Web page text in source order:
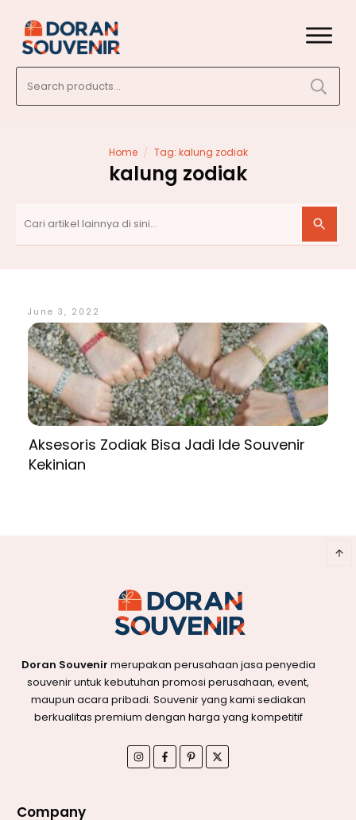
for:
Home / Tag: kalung zodiak
kalung zodiak
June 3, 2022
Aksesoris Zodiak Bisa Jadi Ide Souvenir
Kekinian
Doran Souvenir merupakan perusahaan jasa penyedia
souvenir untuk kebutuhan promosi perusahaan, event,
maupun acara pribadi. Souvenir yang kami sediakan
berkualitas premium dengan harga yang kompetitif
Company